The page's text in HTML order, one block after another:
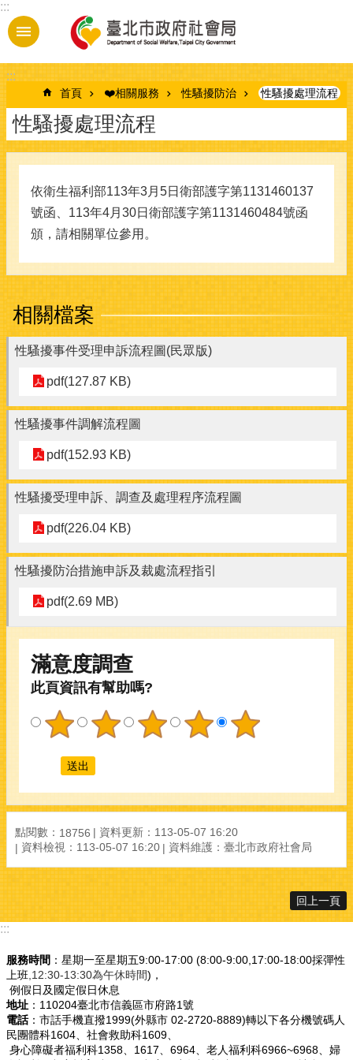
跳到主要內容區塊
:::
:::
首頁 ❤️相關服務 性騷擾防治 性騷擾處理流程
性騷擾處理流程
依衛生福利部113年3月5日衛部護字第1131460137
號函、113年4月30日衛部護字第1131460484號函
頒，請相關單位參用。
相關檔案
性騷擾事件受理申訴流程圖(民眾版)
pdf(127.87 KB)
性騷擾事件調解流程圖
pdf(152.93 KB)
性騷擾受理申訴、調查及處理程序流程圖
pdf(226.04 KB)
性騷擾防治措施申訴及裁處流程指引
pdf(2.69 MB)
滿意度調查
此頁資訊有幫助嗎?
點閱數： 18756
資料更新：113-05-07 16:20
資料檢視：113-05-07 16:20
資料維護：臺北市政府社會局
回上一頁
:::
服務時間 ：星期一至星期五9:00-17:00 (8:00-9:00,17:00-18:00採彈性
上班 ,12:30-13:30為午休時間)，
例假日及國定假日休息
地址 ：110204臺北市信義區市府路1號
電話：市話手機直撥1999(外縣市 02-2720-8889)轉以下各分機號碼人
民團體科1604、社會救助科1609、
身心障礙者福利科1358、1617、6964、老人福利科6966~6968、婦